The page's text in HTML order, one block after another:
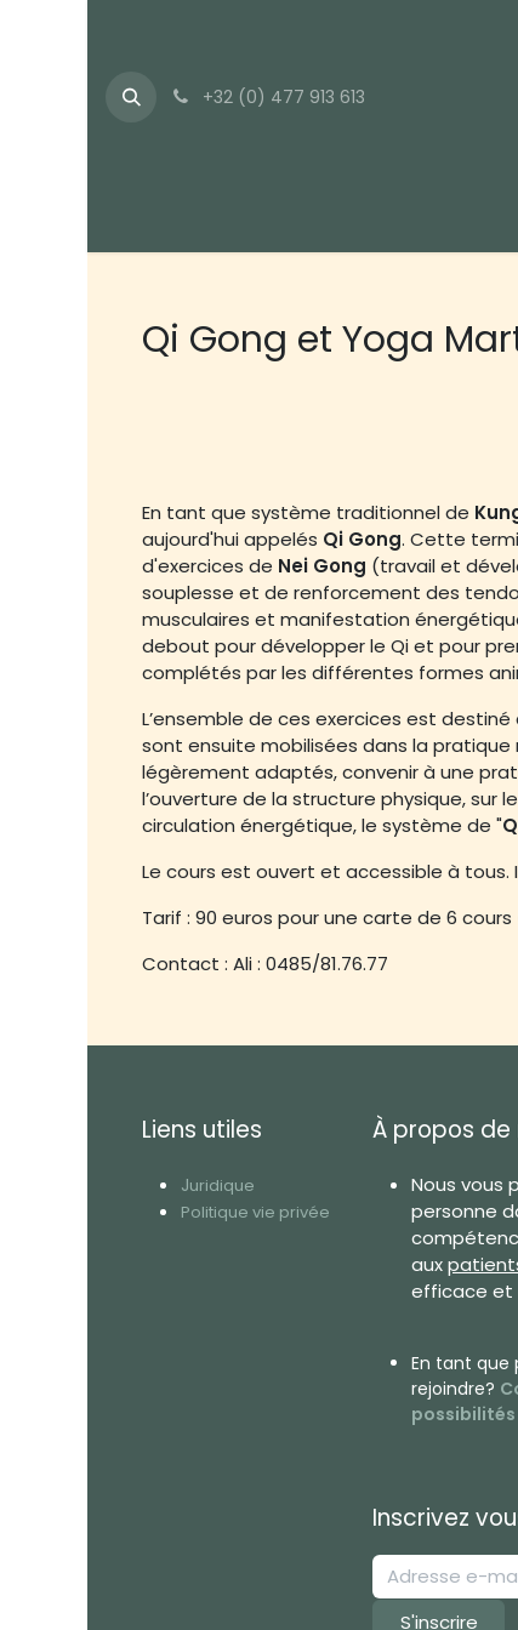
+32 (0) 477 913 613
Qi Gong et Yoga
En tant que système traditionnel de
aujourd'hui appelés Qi Gong. Cette
d'exercices de Nei Gong (travail et
souplesse et de renforcement des
musculaires et manifestation
debout pour développer le Qi et pour
complétés par les différentes formes
L’ensemble de ces exercices est
sont ensuite mobilisées dans la
légèrement adaptés, convenir à une
l’ouverture de la structure physique, sur
circulation énergétique, le système de "
Le cours est ouvert et accessible à tous.
Tarif : 90 euros pour une carte de 6
Contact : Ali : 0485/81.76.77
Liens utiles
Juridique
Politique vie privée
À propos de
Nous vous
personne
aux
efficace et
En tant que
rejoindre?
Inscrivez
S'inscrire